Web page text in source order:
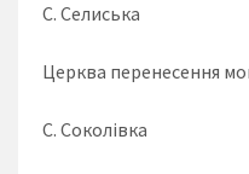
С. Селиська
Церква перенесення
С. Соколівка